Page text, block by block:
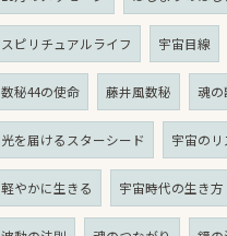
スピリチュアルライフ 宇宙目線
数秘44の使命 藤井風数秘 魂の
光を届けるスターシード 宇宙のリ
軽やかに生きる 宇宙時代の生き方